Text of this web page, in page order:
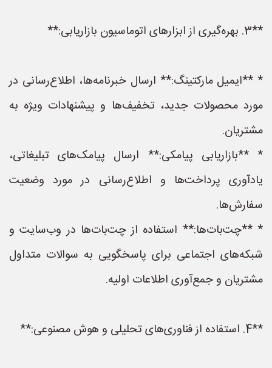
**3. بهره‌گیری از ابزارهای اتوماسیون بازاریابی:**
* **ایمیل مارکتینگ:** ارسال خبرنامه‌ها، اطلاع‌رسانی در
مورد محصولات جدید، تخفیف‌ها و پیشنهادات ویژه به
مشتریان.
* **بازاریابی پیامکی:** ارسال پیامک‌های تبلیغاتی،
یادآوری پرداخت‌ها و اطلاع‌رسانی در مورد وضعیت
سفارش‌ها.
* **چت‌بات‌ها:** استفاده از چت‌بات‌ها در وب‌سایت و
شبکه‌های اجتماعی برای پاسخگویی به سوالات متداول
مشتریان و جمع‌آوری اطلاعات اولیه.
**4. استفاده از فناوری‌های تحلیلی و هوش مصنوعی:**